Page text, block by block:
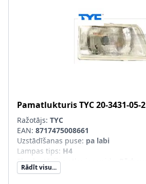
PamatlukturisTYC20-3431-05-2
Ražotājs: TYC
EAN: 8717475008661
Uzstādīšanas puse: pa labi
Lampas tips: H4
Ekspluatācijas atļaujas veids
Tr. līdzekļa aprīkojums
Rādīt visu...